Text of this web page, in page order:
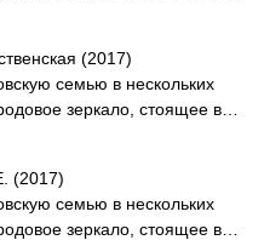
(2017)
семью в нескольких
зеркало, стоящее в…
(2017)
семью в нескольких
зеркало, стоящее в…